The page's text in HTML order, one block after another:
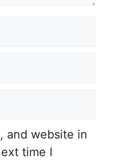
and website in
time I